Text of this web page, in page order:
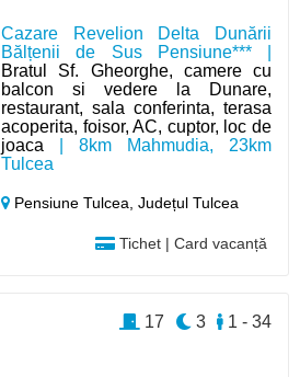
Cazare Revelion Delta Dunării
Bălțenii de Sus Pensiune*** |
Bratul Sf. Gheorghe, camere cu
balcon si vedere la Dunare,
restaurant, sala conferinta, terasa
acoperita, foisor, AC, cuptor, loc de
joaca | 8km Mahmudia, 23km
Tulcea
Pensiune Tulcea,Județul Tulcea
Tichet | Card vacanță
1 - 34
3
17